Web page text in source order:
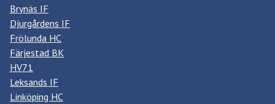
Brynäs IF
Djurgårdens IF
Frölunda HC
Färjestad BK
HV71
Leksands IF
Linköping HC